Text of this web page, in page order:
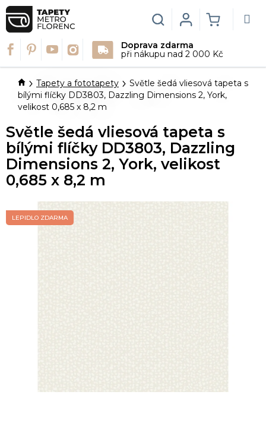
Přejít
na
obsah
Doprava zdarma
při nákupu nad 2 000 Kč
Hledat
KOŠÍK
Login
DomůTapety a fototapety
Světle šedá vliesová tapeta s
bílými flíčky DD3803, Dazzling Dimensions 2, York,
velikost 0,685 x 8,2 m
Světle šedá vliesová tapeta s
bílými flíčky DD3803, Dazzling
Dimensions 2, York, velikost
0,685 x 8,2 m
LEPIDLO ZDARMA